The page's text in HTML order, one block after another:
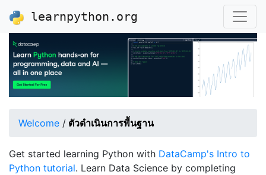
learnpython.org
Welcome / ตัวดำเนินการพื้นฐาน
Get started learning Python with DataCamp's Intro to
Python tutorial. Learn Data Science by completing